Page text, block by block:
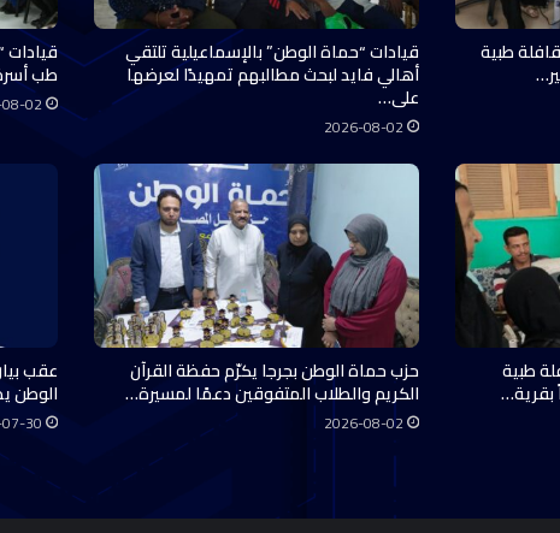
طبية قيادات “حماة الوطن” بالإسماعيلية تلتقي
أهالي فايد لبحث مطالبهم تمهيدًا لعرضها
على…
2026-08-02
قيادات
طب
02
طبية حزب حماة الوطن بجرجا يكرّم حفظة القرآن
الكريم والطلاب المتفوقين دعمًا لمسيرة…
2026-08-02
عقب
الوطن
30